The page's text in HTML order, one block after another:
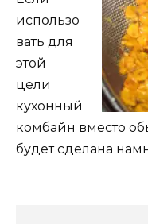
использо
вать для
этой
цели
кухонный
комбайн вместо
будет сделана